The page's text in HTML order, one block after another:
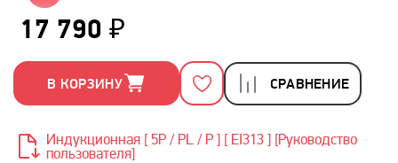
17 790 ₽
В КОРЗИНУ СРАВНЕНИЕ
Индукционная [ 5P / PL / P ] [ EI313 ] [Руководство
пользователя]